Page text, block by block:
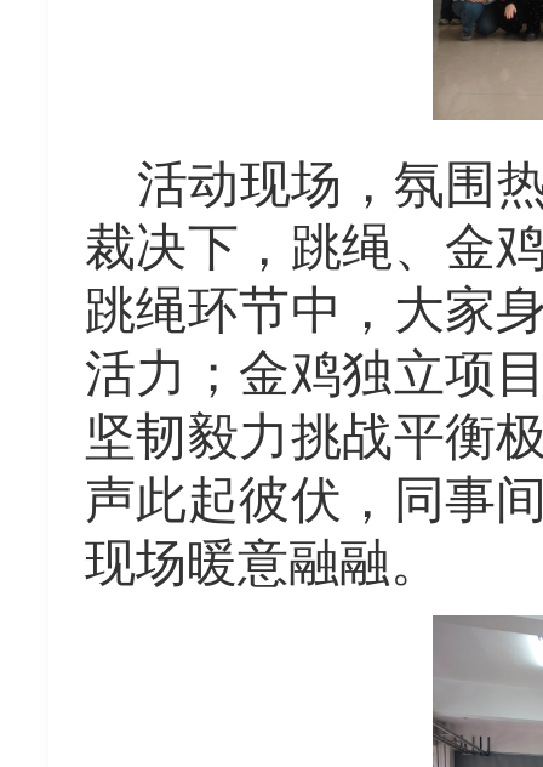
活动现场，氛围
裁决下，跳绳、金
跳绳环节中，大家
活力；金鸡独立项
坚韧毅力挑战平衡
声此起彼伏，同事
现场暖意融融。